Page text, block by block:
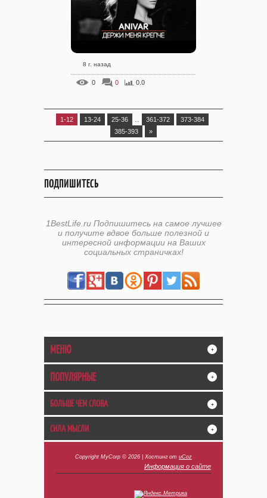
8 г. назад
0 0 0.0
1-12 13-24 25-36 361-372
373-384
385-393
»
ПОДПИШИТЕСЬ
1BestLife.ru Подпишитесь на самое лучшее
и получите вдвое больше полезной и
интересной информации на Ваших
социальных страничках!
МЕНЮ +
ПОПУЛЯРНЫЕ +
БОЛЬШЕ ЧЕМ СЛОВА +
СИЛА МЫСЛИ +
Copyright MyCorp © 2026 Хостинг от uCoz
Информация о сайте